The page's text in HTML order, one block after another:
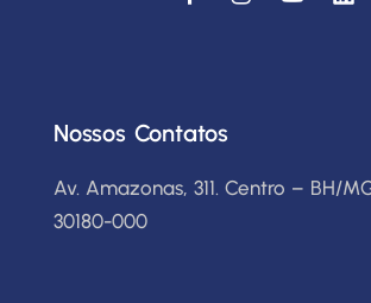
Nossos Contatos
Av. Amazonas, 311. Centro – BH/
30180-000